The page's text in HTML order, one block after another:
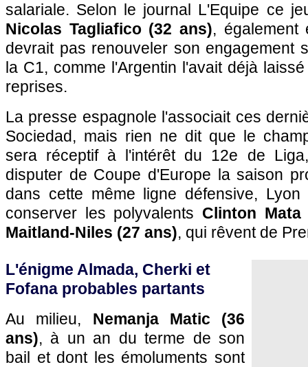
salariale. Selon le journal L'Equipe ce
Nicolas Tagliafico (32 ans), également
devrait pas renouveler son engagement
la C1, comme l'Argentin l'avait déjà
reprises.
La presse espagnole l'associait ces
Sociedad, mais rien ne dit que le
sera réceptif à l'intérêt du 12e de
disputer de Coupe d'Europe la saison
dans cette même ligne défensive,
conserver les polyvalents Clinton
Maitland-Niles (27 ans), qui rêvent de
L'énigme Almada, Cherki et
Fofana probables partants
Au milieu, Nemanja Matic (36
ans), à un an du terme de son
bail et dont les émoluments sont